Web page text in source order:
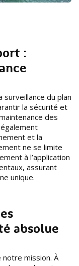
:
du plan
la sécurité et
des
et la
ne se limite
à l’application
assurant
unique.
absolue
notre mission. À